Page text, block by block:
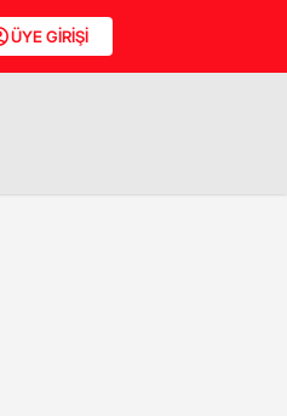
ÜYE GİRİŞİ